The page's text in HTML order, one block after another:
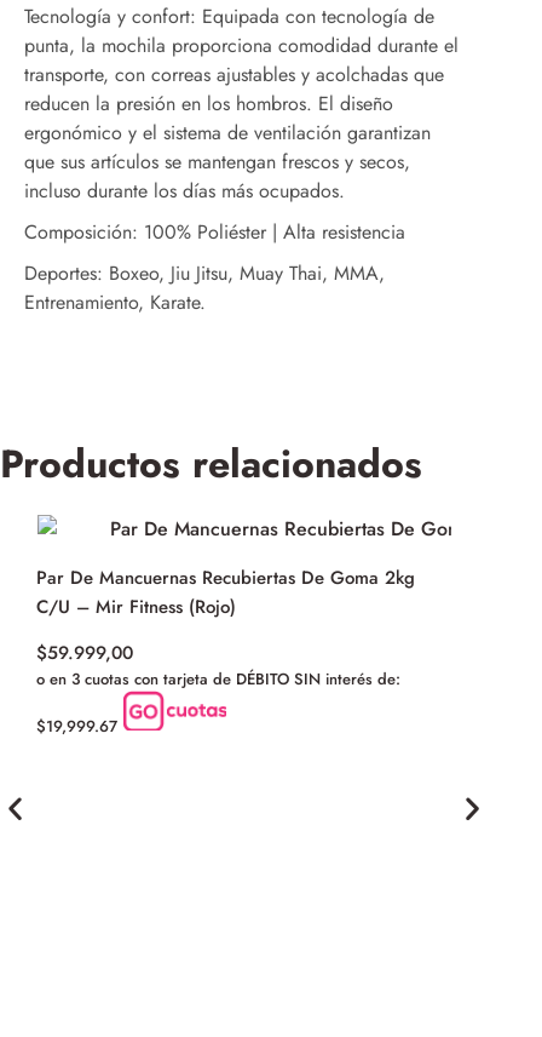
Tecnología y confort: Equipada con tecnología de
punta, la mochila proporciona comodidad durante el
transporte, con correas ajustables y acolchadas que
reducen la presión en los hombros. El diseño
ergonómico y el sistema de ventilación garantizan
que sus artículos se mantengan frescos y secos,
incluso durante los días más ocupados.
Composición: 100% Poliéster | Alta resistencia
Deportes: Boxeo, Jiu Jitsu, Muay Thai, MMA,
Entrenamiento, Karate.
Productos relacionados
Par De Mancuernas Recubiertas De Goma 2kg
C/U – Mir Fitness (Rojo)
$59.999,00
o en 3 cuotas con tarjeta de DÉBITO SIN interés de:
$19,999.67